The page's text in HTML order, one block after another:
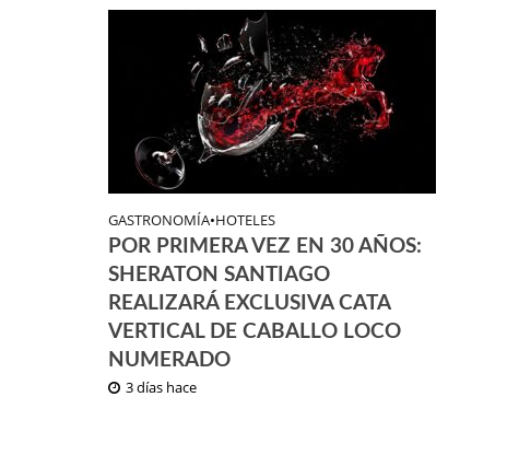
GASTRONOMÍA•HOTELES
POR PRIMERA VEZ EN 30 AÑOS:
SHERATON SANTIAGO
REALIZARÁ EXCLUSIVA CATA
VERTICAL DE CABALLO LOCO
NUMERADO
3 días hace